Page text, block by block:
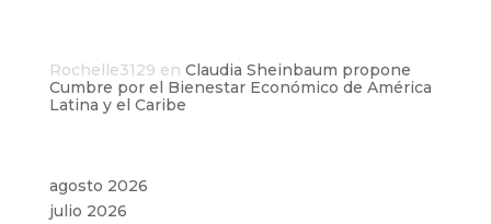
Rochelle3129 en Claudia Sheinbaum propone
Cumbre por el Bienestar Económico de América
Latina y el Caribe
agosto 2026
julio 2026